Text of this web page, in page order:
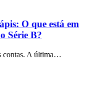
O que está em
Série B?
contas. A última…